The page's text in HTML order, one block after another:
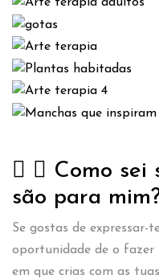
Como sei
são para
Se gostas de
oportunidade de o fazer
em que crias com as